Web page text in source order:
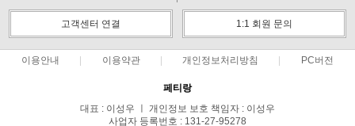
고객센터 연결 1:1 회원 문의
이용안내 이용약관 개인정보처리방침 PC버전
페티랑
대표 : 이성우 ㅣ 개인정보 보호 책임자 : 이성우
사업자 등록번호 : 131-27-95278